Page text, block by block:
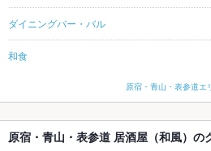
ダイニングバー・バル
和食
原宿・青山・表参道エ
原宿・青山・表参道 居酒屋（和風）の